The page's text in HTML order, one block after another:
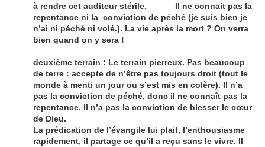
à rendre cet auditeur stérile. Il ne connait pas la
repentance ni la conviction de péché (je suis bien je
n’ai ni péché ni volé.). La vie après la mort ? On verra
bien quand on y sera !
deuxième terrain : Le terrain pierreux. Pas beaucoup
de terre : accepte de n’être pas toujours droit (tout le
monde à menti un jour ou s’est mis en colère). Il n’a
pas la conviction de péché, donc il ne connaît pas la
repentance. Il n’a pas la conviction de blesser le cœur
de Dieu.
La prédication de l’évangile lui plait, l’enthousiasme
rapidement, il partage ce qu’il a reçu sans le vivre. Il